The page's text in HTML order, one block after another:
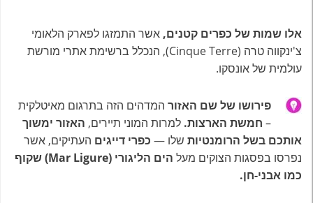
אלו שמות של כפרים קטנים, אשר התמזגו לפארק הלאומי
צ'ינקווה טרה (Cinque Terre), הנכלל ברשימת אתרי מורשת
עולמית של אונסקו.
פירושו של שם האזור המדהים הזה בתרגום מאיטלקית
– חמשת הארצות. למרות המוני תיירים, האזור ימשוך
אותכם בשל הרומנטיות שלו — כפרי דייגים העתיקים, אשר
נפרסו בפסגות הצוקים מעל
הים הליגורי (Mar Ligure) שקוף
כמו אבני-חן.